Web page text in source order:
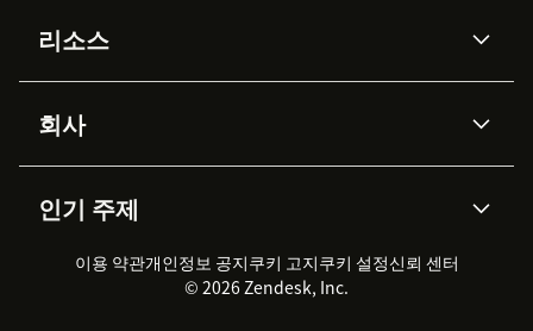
Zendesk AI
Advanced Data Privacy &
Protection
지식창고
워크포스 관리
실시간 채팅
클라이언트 포털
리소스
API & 개발자
AI 리서치
이벤트 & 웨비나
고객 사례
회사
채용 정보
지속 가능성 보고서
Zendesk Foundation
법적 정보
인기 주제
2026 CX 트렌드
제품 업데이트
고객 서비스 소프트웨어
헬프 데스크 통합 티켓 관리 소
이용 약관개인정보 공지쿠키 고지쿠키 설정신뢰 센터
© 2026 Zendesk, Inc.